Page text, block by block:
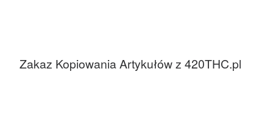
Zakaz Kopiowania Artykułów z 420THC.pl